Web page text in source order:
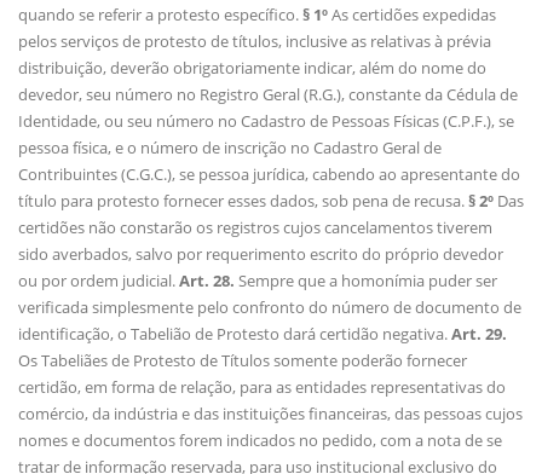
quando se referir a protesto específico.§ 1ºAs certidões expedidas
pelos serviços de protesto de títulos, inclusive as relativas à prévia
distribuição, deverão obrigatoriamente indicar, além do nome do
devedor, seu número no Registro Geral (R.G.), constante da Cédula de
Identidade, ou seu número no Cadastro de Pessoas Físicas (C.P.F.), se
pessoa física, e o número de inscrição no Cadastro Geral de
Contribuintes (C.G.C.), se pessoa jurídica, cabendo ao apresentante do
título para protesto fornecer esses dados, sob pena de recusa.§ 2º Das
certidões não constarão os registros cujos cancelamentos tiverem
sido averbados, salvo por requerimento escrito do próprio devedor
ou por ordem judicial.Art. 28. Sempre que a homonímia puder ser
verificada simplesmente pelo confronto do número de documento de
identificação, o Tabelião de Protesto dará certidão negativa.Art. 29.
Os Tabeliães de Protesto de Títulos somente poderão fornecer
certidão, em forma de relação, para as entidades representativas do
comércio, da indústria e das instituições financeiras, das pessoas cujos
nomes e documentos forem indicados no pedido, com a nota de se
tratar de informação reservada, para uso institucional exclusivo do